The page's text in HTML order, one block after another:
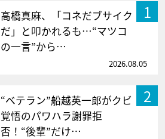
1
高橋真麻、「コネだブサイク
だ」と叩かれるも…“マツコ
の一言”から…
2026.08.05
2
“ベテラン”船越英一郎がクビ
覚悟のパワハラ謝罪拒
否！“後輩”だけ…